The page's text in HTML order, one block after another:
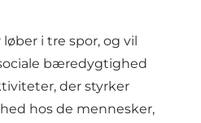
i tre spor, og vil
bæredygtighed
der styrker
hos de mennesker,